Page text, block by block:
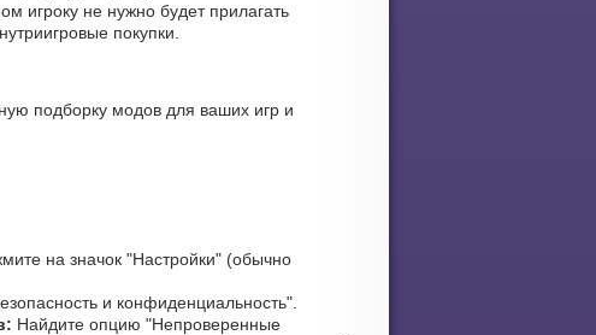
игроку не нужно будет прилагать
покупки.
подборку модов для ваших игр и
на значок "Настройки" (обычно
и конфиденциальность".
Найдите опцию "Непроверенные